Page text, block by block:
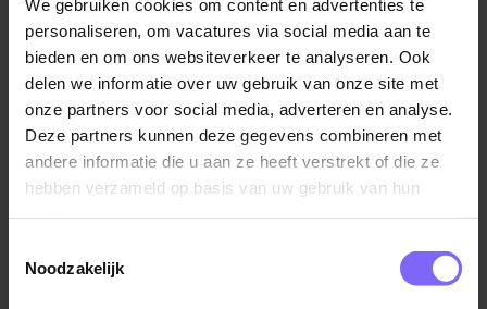
We gebruiken cookies om content en advertenties te
personaliseren, om vacatures via social media aan te
bieden en om ons websiteverkeer te analyseren. Ook
delen we informatie over uw gebruik van onze site met
onze partners voor social media, adverteren en analyse.
Deze partners kunnen deze gegevens combineren met
andere informatie die u aan ze heeft verstrekt of die ze
hebben verzameld op basis van uw gebruik van hun
Noodzakelijk
Waarom zou je kiezen voor één specifieke leeftijd
wanneer je ook de gehele ontwikkeling van het kind
mee mag maken? Jij bent op zoek naar afwisseling in
jouw werk en bouwt snel een klik op met de kinderen.
Heb je al jarenlange werkervaring en het doel om
door te groeien of sta je aan de start van jouw carrière
binnen de kinderopvang en wil je graag ontdekken
waar jouw passie ligt? Wat jouw ambities ook zijn, met
deze vacature ben jij voor alle kinderen en collega's
van grote meerwaarde.